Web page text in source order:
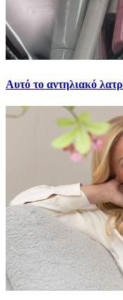
Αυτό το αντηλιακό